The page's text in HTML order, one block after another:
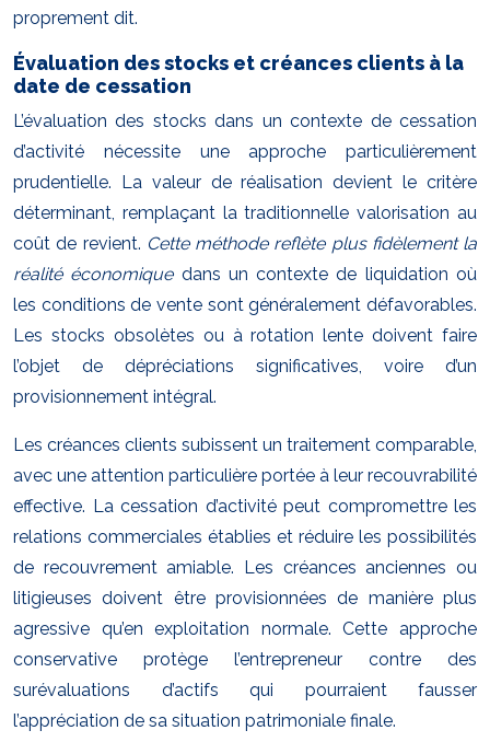
proprement dit.
Évaluation des stocks et créances clients à la
date de cessation
L’évaluation des stocks dans un contexte de cessation
d’activité nécessite une approche particulièrement
prudentielle. La valeur de réalisation devient le critère
déterminant, remplaçant la traditionnelle valorisation au
coût de revient. Cette méthode reflète plus fidèlement la
réalité économiquedans un contexte de liquidation où
les conditions de vente sont généralement défavorables.
Les stocks obsolètes ou à rotation lente doivent faire
l’objet de dépréciations significatives, voire d’un
provisionnement intégral.
Les créances clients subissent un traitement comparable,
avec une attention particulière portée à leur recouvrabilité
effective. La cessation d’activité peut compromettre les
relations commerciales établies et réduire les possibilités
de recouvrement amiable. Les créances anciennes ou
litigieuses doivent être provisionnées de manière plus
agressive qu’en exploitation normale. Cette approche
conservative protège l’entrepreneur contre des
surévaluations d’actifs qui pourraient fausser
l’appréciation de sa situation patrimoniale finale.